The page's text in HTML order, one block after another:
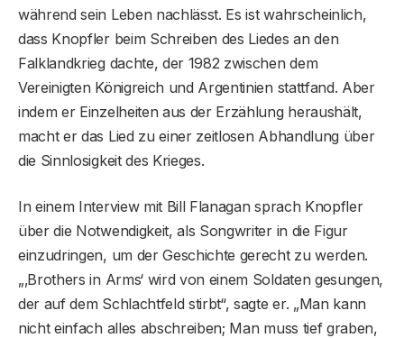
während sein Leben nachlässt. Es ist wahrscheinlich,
dass Knopfler beim Schreiben des Liedes an den
Falklandkrieg dachte, der 1982 zwischen dem
Vereinigten Königreich und Argentinien stattfand. Aber
indem er Einzelheiten aus der Erzählung heraushält,
macht er das Lied zu einer zeitlosen Abhandlung über
die Sinnlosigkeit des Krieges.
In einem Interview mit Bill Flanagan sprach Knopfler
über die Notwendigkeit, als Songwriter in die Figur
einzudringen, um der Geschichte gerecht zu werden.
„‚Brothers in Arms‘ wird von einem Soldaten gesungen,
der auf dem Schlachtfeld stirbt“, sagte er. „Man kann
nicht einfach alles abschreiben; Man muss tief graben,